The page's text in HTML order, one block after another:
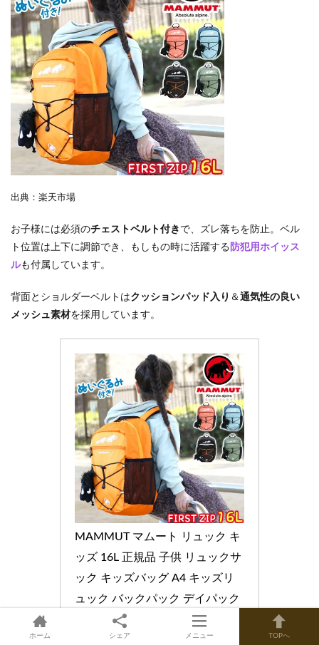
出典：楽天市場
お子様には必須のチェストベルト付き で、ズレ落ちを防止。ベル
ト位置は上下に調節でき、もしもの時に活躍する 防犯用ホイッス
ルも付属しています。
背面とショルダーベルトはクッションパッド入り ＆通気性の良い
メッシュ素材を採用しています。
MAMMUT マムート リュック キ
ッズ 16L 正規品 子供 リュックサ
ック キッズバッグ A4 キッズリ
ュック バックパック デイパック
ファーストジップ First Zip 16L
通園 小学生 小学校 低学年 学童
ホーム シェア メニュー TOPへ